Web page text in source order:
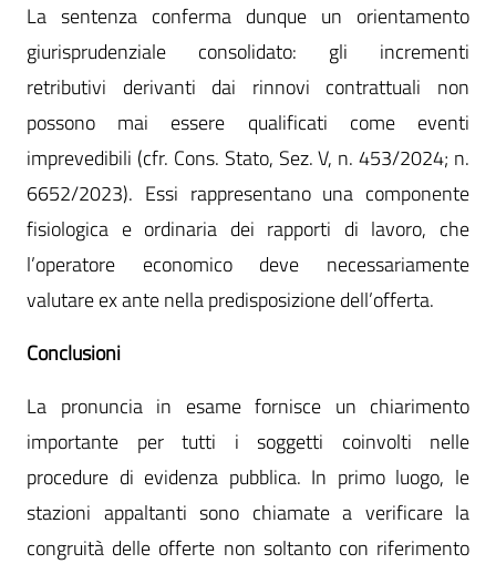
La sentenza conferma dunque un orientamento
giurisprudenziale consolidato: gli incrementi
retributivi derivanti dai rinnovi contrattuali non
possono mai essere qualificati come eventi
imprevedibili (cfr. Cons. Stato, Sez. V, n. 453/2024; n.
6652/2023). Essi rappresentano una componente
fisiologica e ordinaria dei rapporti di lavoro, che
l’operatore economico deve necessariamente
valutare ex ante nella predisposizione dell’offerta.
Conclusioni
La pronuncia in esame fornisce un chiarimento
importante per tutti i soggetti coinvolti nelle
procedure di evidenza pubblica. In primo luogo, le
stazioni appaltanti sono chiamate a verificare la
congruità delle offerte non soltanto con riferimento